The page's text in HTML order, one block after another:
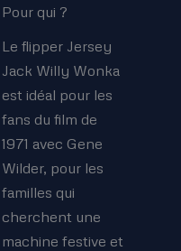
Pour qui ?
Le flipper Jersey
Jack Willy Wonka
est idéal pour les
fans du film de
1971 avec Gene
Wilder, pour les
familles qui
cherchent une
machine festive et